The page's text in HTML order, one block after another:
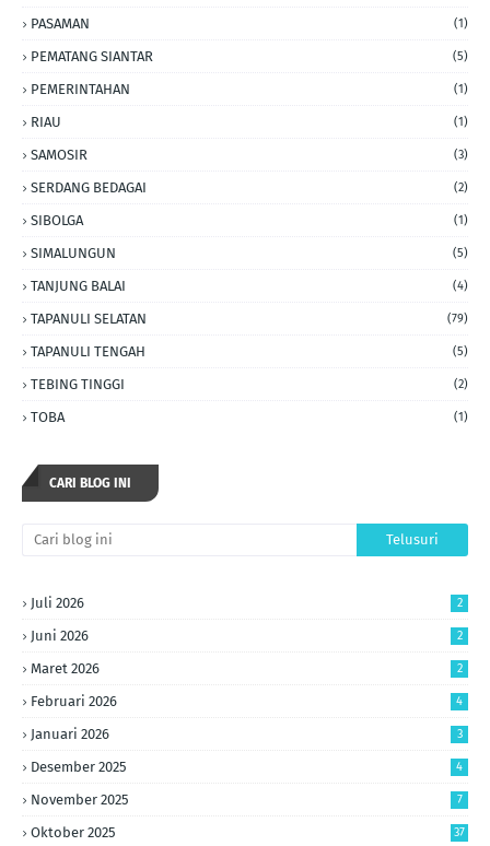
PASAMAN (1)
PEMATANG SIANTAR (5)
PEMERINTAHAN (1)
RIAU (1)
SAMOSIR (3)
SERDANG BEDAGAI (2)
SIBOLGA (1)
SIMALUNGUN (5)
TANJUNG BALAI (4)
TAPANULI SELATAN (79)
TAPANULI TENGAH (5)
TEBING TINGGI (2)
TOBA (1)
CARI BLOG INI
Juli 2026 2
Juni 2026 2
Maret 2026 2
Februari 2026 4
Januari 2026 3
Desember 2025 4
November 2025 7
Oktober 2025 37